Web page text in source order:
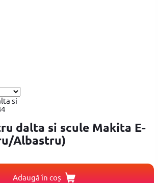
dalta si scule Makita E-
Albastru)
Adaugă în coș